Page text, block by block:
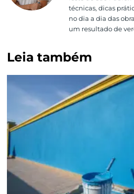
técnicas, dicas
no dia a dia das
um resultado de
Leia também